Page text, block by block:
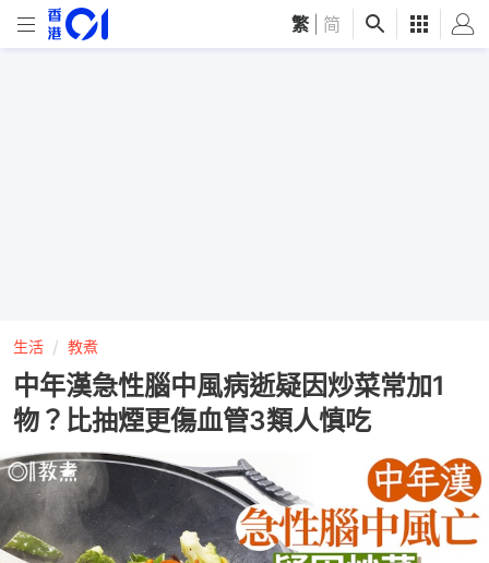
繁 简
生活 教煮
中年漢急性腦中風病逝疑因炒菜常加1
物？比抽煙更傷血管3類人慎吃